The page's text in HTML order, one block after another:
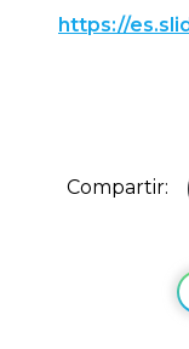
https://
Compartir: